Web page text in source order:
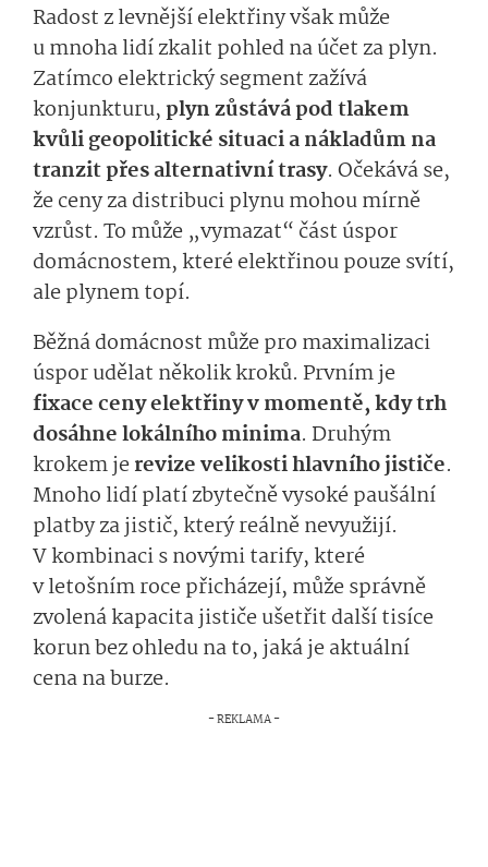
Radost z levnější elektřiny však může
u mnoha lidí zkalit pohled na účet za plyn.
Zatímco elektrický segment zažívá
konjunkturu, plyn zůstává pod tlakem
kvůli geopolitické situaci a nákladům na
tranzit přes alternativní trasy. Očekává se,
že ceny za distribuci plynu mohou mírně
vzrůst. To může „vymazat“ část úspor
domácnostem, které elektřinou pouze svítí,
ale plynem topí.
Běžná domácnost může pro maximalizaci
úspor udělat několik kroků. Prvním je
fixace ceny elektřiny v momentě, kdy trh
dosáhne lokálního minima. Druhým
krokem jerevize velikosti hlavního jističe.
Mnoho lidí platí zbytečně vysoké paušální
platby za jistič, který reálně nevyužijí.
V kombinaci s novými tarify, které
v letošním roce přicházejí, může správně
zvolená kapacita jističe ušetřit další tisíce
korun bez ohledu na to, jaká je aktuální
cena na burze.